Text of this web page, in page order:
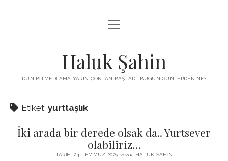
KUTUP YILDIZI
MENDIREK YAZILARI
İYI YAŞAM VE MUTLULUK ÜZERINE
BABIALI’DE CINAYET
BIZ KIMIZ?
DERS NOTLARI – LECTURE NOTES
menüyü
aç
Haluk Şahin
DÜN BITMEDI AMA YARIN ÇOKTAN BAŞLADI. BUGÜN GÜNLERDEN NE?
Etiket: yurttaşlık
İki arada bir derede olsak da.. Yurtsever
olabiliriz…
TARIH: 24 TEMMUZ 2023 yazar:HALUK ŞAHIN